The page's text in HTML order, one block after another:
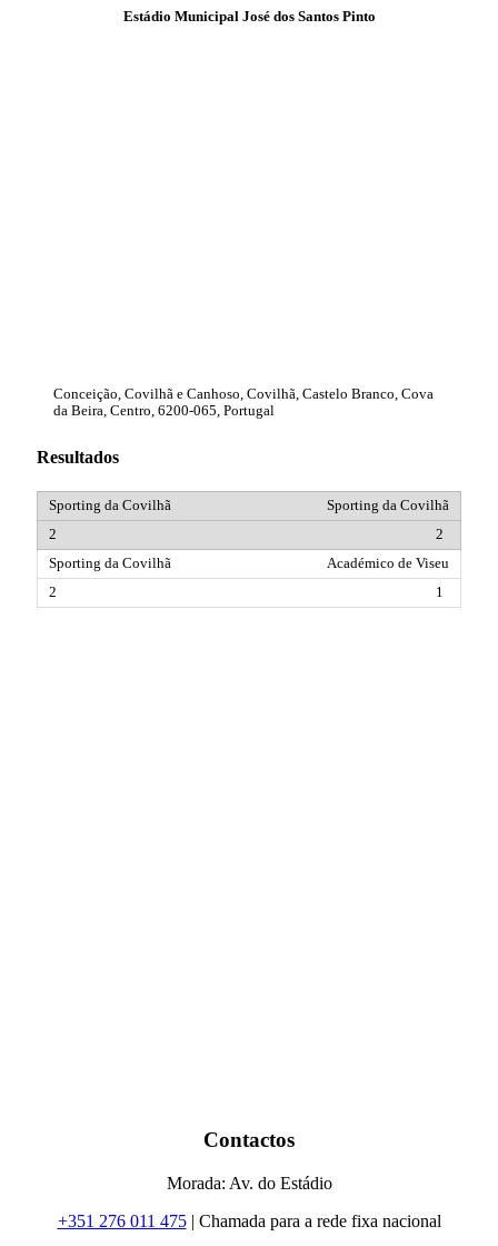
Estádio Municipal José dos Santos Pinto
Conceição, Covilhã e Canhoso, Covilhã, Castelo Branco, Cova
da Beira, Centro, 6200-065, Portugal
Resultados
Sporting da Covilhã
2
Académico de Viseu
1
Contactos
Morada: Av. do Estádio
+351 276 011 475| Chamada para a rede fixa nacional